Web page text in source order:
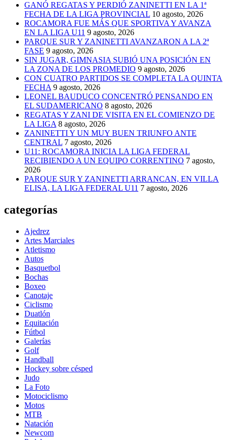
GANÓ REGATAS Y PERDIÓ ZANINETTI EN LA 1ª
FECHA DE LA LIGA PROVINCIAL 10 agosto, 2026
ROCAMORA FUE MÁS QUE SPORTIVA Y AVANZA
EN LA LIGA U11 9 agosto, 2026
PARQUE SUR Y ZANINETTI AVANZARON A LA 2ª
FASE 9 agosto, 2026
SIN JUGAR, GIMNASIA SUBIÓ UNA POSICIÓN EN
LA ZONA DE LOS PROMEDIO 9 agosto, 2026
CON CUATRO PARTIDOS SE COMPLETA LA QUINTA
FECHA 9 agosto, 2026
LEONEL BAUDUCO CONCENTRÓ PENSANDO EN
EL SUDAMERICANO 8 agosto, 2026
REGATAS Y ZANI DE VISITA EN EL COMIENZO DE
LA LIGA 8 agosto, 2026
ZANINETTI Y UN MUY BUEN TRIUNFO ANTE
CENTRAL 7 agosto, 2026
U11: ROCAMORA INICIA LA LIGA FEDERAL
RECIBIENDO A UN EQUIPO CORRENTINO 7 agosto,
2026
PARQUE SUR Y ZANINETTI ARRANCAN, EN VILLA
ELISA, LA LIGA FEDERAL U11 7 agosto, 2026
categorías
Ajedrez
Artes Marciales
Atletismo
Autos
Basquetbol
Bochas
Boxeo
Canotaje
Ciclismo
Duatlón
Equitación
Fútbol
Galerías
Golf
Handball
Hockey sobre césped
Judo
La Foto
Motociclismo
Motos
MTB
Natación
Newcom